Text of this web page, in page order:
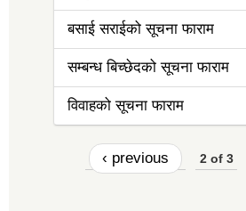
बसाई सराईको सूचना फाराम
सम्बन्ध बिच्छेदको सूचना फाराम
विवाहको सूचना फाराम
‹ previous 2 of 3